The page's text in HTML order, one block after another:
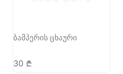
ბამპერის ცხაური
30 ₾